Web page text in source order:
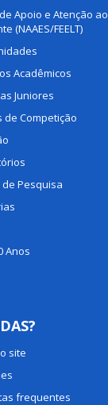
Apoio e Atenção ao
(NAAES/FEELT)
Acadêmicos
Juniores
de Competição
Pesquisa
Anos
site
frequentes